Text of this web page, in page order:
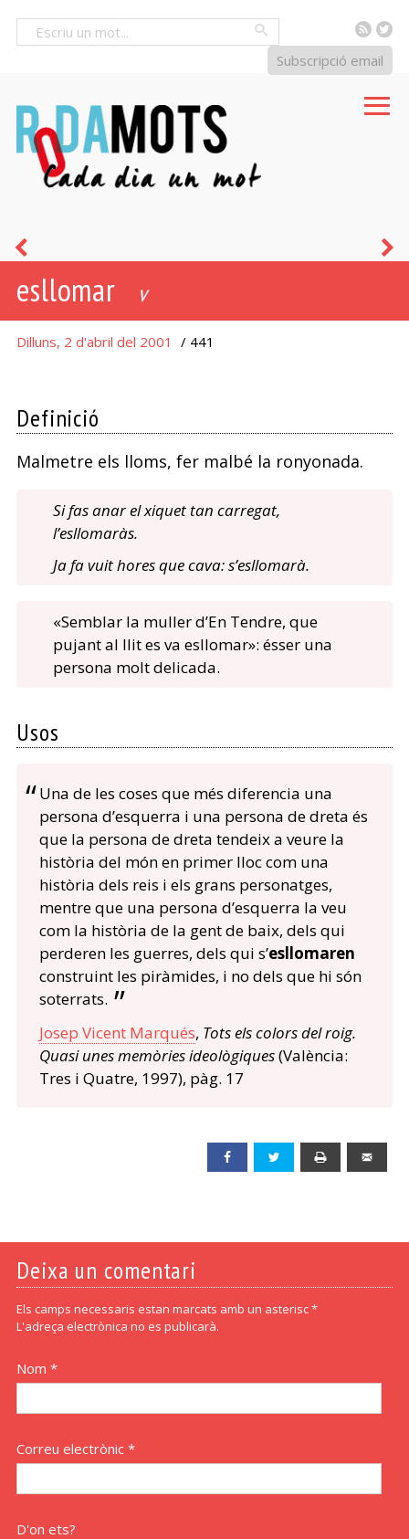
RSS
Subscripció email
esllomar v
Dilluns, 2 d'abril del 2001 / 441
Definició
Malmetre els lloms, fer malbé la ronyonada.
Si fas anar el xiquet tan carregat,
l’esllomaràs.
Ja fa vuit hores que cava: s’esllomarà.
«Semblar la muller d’En Tendre, que
pujant al llit es va esllomar»: ésser una
persona molt delicada.
Usos
Una de les coses que més diferencia una
persona d’esquerra i una persona de dreta és
que la persona de dreta tendeix a veure la
història del món en primer lloc com una
història dels reis i els grans personatges,
mentre que una persona d’esquerra la veu
com la història de la gent de baix, dels qui
perderen les guerres, dels qui s’esllomaren
construint les piràmides, i no dels que hi són
soterrats.
Josep Vicent Marqués, Tots els colors del roig.
Quasi unes memòries ideològiques(València:
Tres i Quatre, 1997), pàg. 17
Facebook Twitter
Deixa un comentari
Els camps necessaris estan marcats amb un asterisc *
L'adreça electrònica no es publicarà.
Nom *
Correu electrònic *
D'on ets?
ai
las!
a